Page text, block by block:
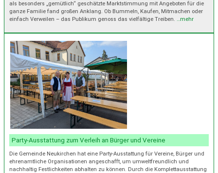
als besonders „gemütlich“ geschätzte Marktstimmung mit Angeboten für die
ganze Familie fand großen Anklang. Ob Bummeln, Kaufen, Mitmachen oder
einfach Verweilen – das Publikum genoss das vielfältige Treiben. …mehr
Party-Ausstattung zum Verleih an Bürger und Vereine
Die Gemeinde Neukirchen hat eine Party-Ausstattung für Vereine, Bürger und
ehrenamtliche Organisationen angeschafft, um umweltfreundlich und
nachhaltig Festlichkeiten abhalten zu können. Durch die Komplettausstattung